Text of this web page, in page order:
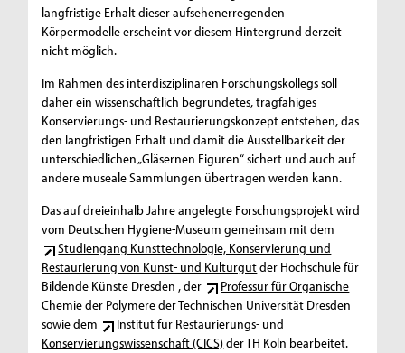
langfristige Erhalt dieser aufsehenerregenden
Körpermodelle erscheint vor diesem Hintergrund derzeit
nicht möglich.
Im Rahmen des interdisziplinären Forschungskollegs soll
daher ein wissenschaftlich begründetes, tragfähiges
Konservierungs- und Restaurierungskonzept entstehen, das
den langfristigen Erhalt und damit die Ausstellbarkeit der
unterschiedlichen „Gläsernen Figuren“ sichert und auch auf
andere museale Sammlungen übertragen werden kann.
Das auf dreieinhalb Jahre angelegte Forschungsprojekt wird
vom Deutschen Hygiene-Museum gemeinsam mit dem
Studiengang Kunsttechnologie, Konservierung und
Restaurierung von Kunst- und Kulturgutder Hochschule für
Bildende Künste Dresden , der
Professur für Organische
Chemie der Polymereder Technischen Universität Dresden
sowie dem
Institut für Restaurierungs- und
Konservierungswissenschaft (CICS)der TH Köln bearbeitet.